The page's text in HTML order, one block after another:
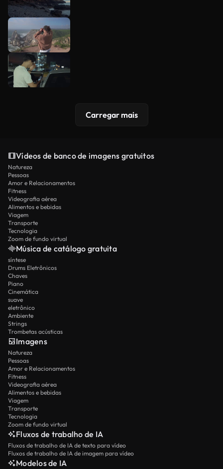
Carregar mais
Vídeos de banco de imagens gratuitos
Natureza
Pessoas
Amor e Relacionamentos
Fitness
Videografia aérea
Alimentos e bebidas
Viagem
Transporte
Tecnologia
Zoom de fundo virtual
Música de catálogo gratuita
síntese
Drums Eletrônicos
Chaves
Piano
Cinemática
suave
eletrônico
Ambiente
Strings
Trombetas acústicas
Imagens
Natureza
Pessoas
Amor e Relacionamentos
Fitness
Videografia aérea
Alimentos e bebidas
Viagem
Transporte
Tecnologia
Zoom de fundo virtual
Fluxos de trabalho de IA
Fluxos de trabalho de IA de texto para vídeo
Fluxos de trabalho de IA de imagem para vídeo
Modelos de IA